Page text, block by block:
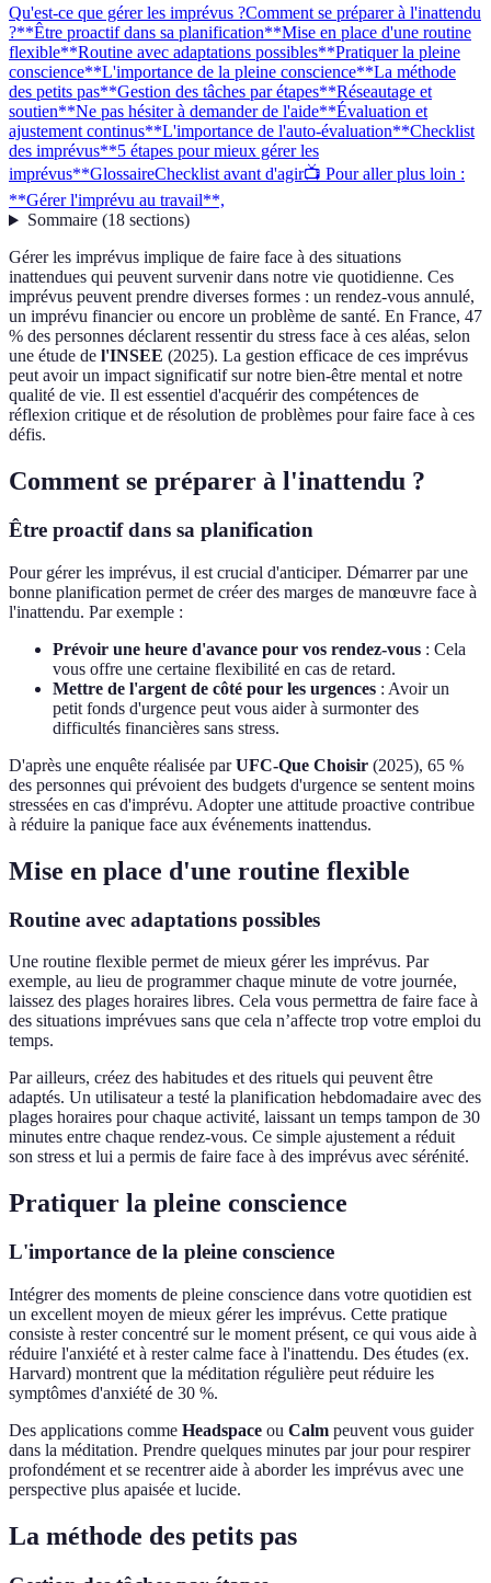
Qu'est-ce que gérer les imprévus ?Comment se préparer à l'inattendu
?**Être proactif dans sa planification**Mise en place d'une routine
flexible**Routine avec adaptations possibles**Pratiquer la pleine
conscience**L'importance de la pleine conscience**La méthode
des petits pas**Gestion des tâches par étapes**Réseautage et
soutien**Ne pas hésiter à demander de l'aide**Évaluation et
ajustement continus**L'importance de l'auto-évaluation**Checklist
des imprévus**5 étapes pour mieux gérer les
imprévus**GlossaireChecklist avant d'agir📺 Pour aller plus loin :
**Gérer l'imprévu au travail**,
Sommaire(18 sections)
Gérer les imprévus implique de faire face à des situations
inattendues qui peuvent survenir dans notre vie quotidienne. Ces
imprévus peuvent prendre diverses formes : un rendez-vous annulé,
un imprévu financier ou encore un problème de santé. En France, 47
% des personnes déclarent ressentir du stress face à ces aléas, selon
une étude de l'INSEE (2025). La gestion efficace de ces imprévus
peut avoir un impact significatif sur notre bien-être mental et notre
qualité de vie. Il est essentiel d'acquérir des compétences de
réflexion critique et de résolution de problèmes pour faire face à ces
défis.
Comment se préparer à l'inattendu ?
Être proactif dans sa planification
Pour gérer les imprévus, il est crucial d'anticiper. Démarrer par une
bonne planification permet de créer des marges de manœuvre face à
l'inattendu. Par exemple :
Prévoir une heure d'avance pour vos rendez-vous : Cela
vous offre une certaine flexibilité en cas de retard.
Mettre de l'argent de côté pour les urgences : Avoir un
petit fonds d'urgence peut vous aider à surmonter des
difficultés financières sans stress.
D'après une enquête réalisée parUFC-Que Choisir (2025), 65 %
des personnes qui prévoient des budgets d'urgence se sentent moins
stressées en cas d'imprévu. Adopter une attitude proactive contribue
à réduire la panique face aux événements inattendus.
Mise en place d'une routine flexible
Routine avec adaptations possibles
Une routine flexible permet de mieux gérer les imprévus. Par
exemple, au lieu de programmer chaque minute de votre journée,
laissez des plages horaires libres. Cela vous permettra de faire face à
des situations imprévues sans que cela n’affecte trop votre emploi du
temps.
Par ailleurs, créez des habitudes et des rituels qui peuvent être
adaptés. Un utilisateur a testé la planification hebdomadaire avec des
plages horaires pour chaque activité, laissant un temps tampon de 30
minutes entre chaque rendez-vous. Ce simple ajustement a réduit
son stress et lui a permis de faire face à des imprévus avec sérénité.
Pratiquer la pleine conscience
L'importance de la pleine conscience
Intégrer des moments de pleine conscience dans votre quotidien est
un excellent moyen de mieux gérer les imprévus. Cette pratique
consiste à rester concentré sur le moment présent, ce qui vous aide à
réduire l'anxiété et à rester calme face à l'inattendu. Des études (ex.
Harvard) montrent que la méditation régulière peut réduire les
symptômes d'anxiété de 30 %.
Des applications comme Headspace ou Calm peuvent vous guider
dans la méditation. Prendre quelques minutes par jour pour respirer
profondément et se recentrer aide à aborder les imprévus avec une
perspective plus apaisée et lucide.
La méthode des petits pas